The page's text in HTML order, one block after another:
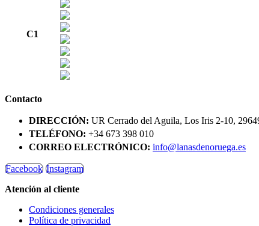
C1
Contacto
DIRECCIÓN: UR Cerrado del Aguila, Los Iris 2-10,
TELÉFONO: +34 673 398 010
CORREO ELECTRÓNICO: info@lanasdenoruega.es
Facebook Instagram
Atención al cliente
Condiciones generales
Política de privacidad